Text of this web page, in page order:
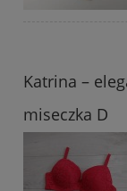
Katrina –
miseczka D